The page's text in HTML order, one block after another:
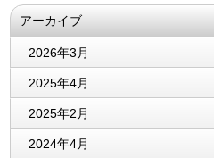
アーカイブ
2026年3月
2025年4月
2025年2月
2024年4月